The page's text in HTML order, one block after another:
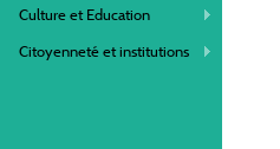
Culture et Education
Citoyenneté et institutions